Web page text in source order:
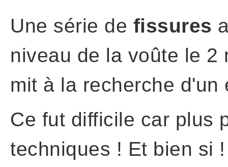
Une série de fissures
niveau de la voûte le 2
mit à la recherche
Ce fut difficile car plus
techniques ! Et bien si